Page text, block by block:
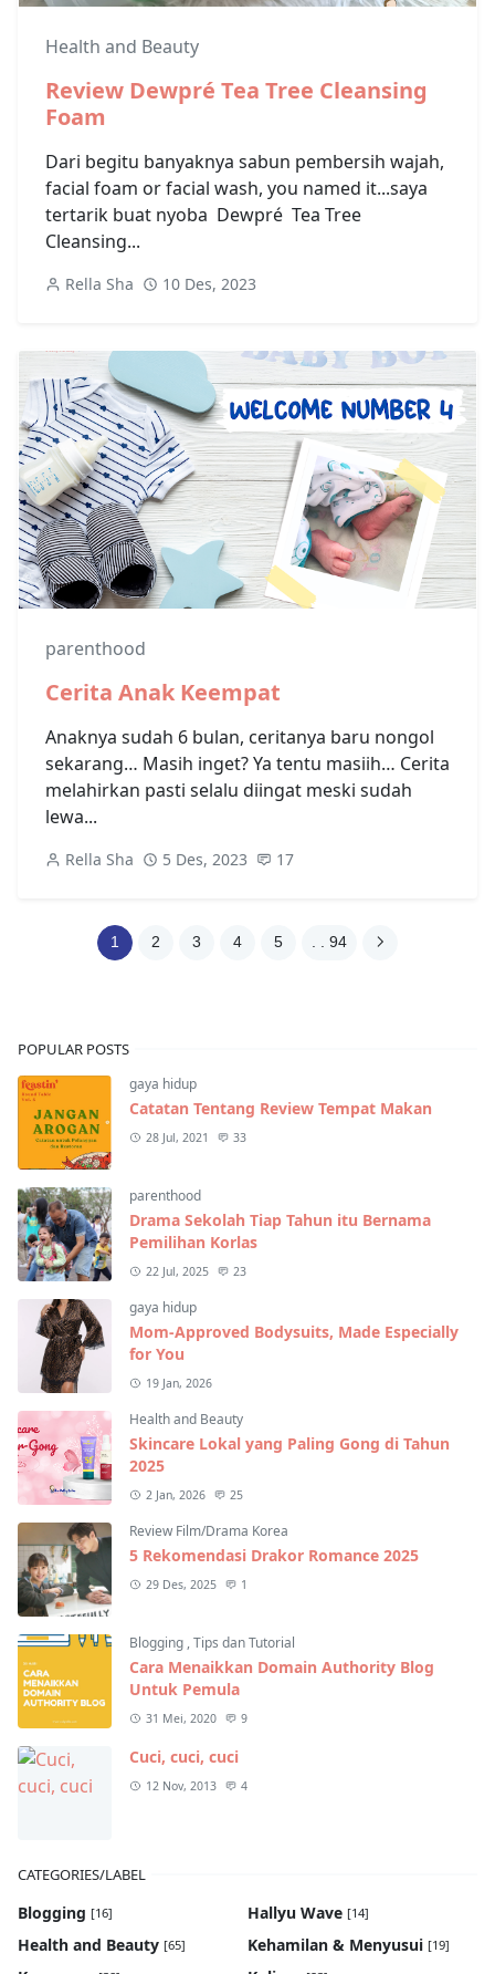
Health and Beauty
Review Dewpré Tea Tree Cleansing
Foam
Dari begitu banyaknya sabun pembersih wajah,
facial foam or facial wash, you named it...saya
tertarik buat nyoba Dewpré Tea Tree
Cleansing...
Rella Sha 10 Des, 2023
parenthood
Cerita Anak Keempat
Anaknya sudah 6 bulan, ceritanya baru nongol
sekarang… Masih inget? Ya tentu masiih… Cerita
melahirkan pasti selalu diingat meski sudah
lewa...
Rella Sha 5 Des, 2023 17
1 2 3 4 5 . . 94
POPULAR POSTS
gaya hidup
Catatan Tentang Review Tempat Makan
28 Jul, 2021 33
parenthood
Drama Sekolah Tiap Tahun itu Bernama
Pemilihan Korlas
22 Jul, 2025 23
gaya hidup
Mom-Approved Bodysuits, Made Especially
for You
19 Jan, 2026
Health and Beauty
Skincare Lokal yang Paling Gong di Tahun
2025
2 Jan, 2026 25
Review Film/Drama Korea
5 Rekomendasi Drakor Romance 2025
29 Des, 2025 1
Blogging ,Tips dan Tutorial
Cara Menaikkan Domain Authority Blog
Untuk Pemula
31 Mei, 2020 9
Cuci, cuci, cuci
12 Nov, 2013 4
CATEGORIES/LABEL
Blogging [16] Hallyu Wave [14]
Health and Beauty [65] Kehamilan & Menyusui [19]